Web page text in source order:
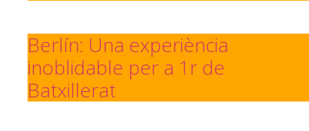
Berlín: Una experiència
inoblidable per a 1r de
Batxillerat